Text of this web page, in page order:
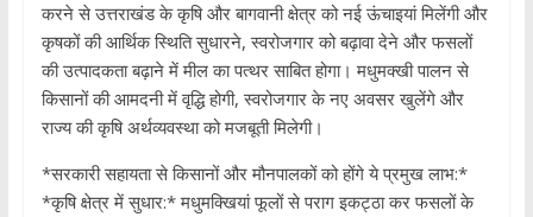
करने से उत्तराखंड के कृषि और बागवानी क्षेत्र को नई ऊंचाइयां मिलेंगी और
कृषकों की आर्थिक स्थिति सुधारने, स्वरोजगार को बढ़ावा देने और फसलों
की उत्पादकता बढ़ाने में मील का पत्थर साबित होगा। मधुमक्खी पालन से
किसानों की आमदनी में वृद्धि होगी, स्वरोजगार के नए अवसर खुलेंगे और
राज्य की कृषि अर्थव्यवस्था को मजबूती मिलेगी।
*सरकारी सहायता से किसानों और मौनपालकों को होंगे ये प्रमुख लाभ:*
*कृषि क्षेत्र में सुधार:* मधुमक्खियां फूलों से पराग इकट्ठा कर फसलों के